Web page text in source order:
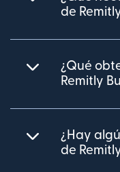
de
¿Qué
Remitly
¿Hay
de